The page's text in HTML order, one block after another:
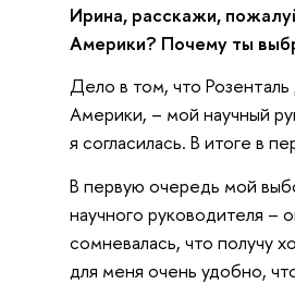
Ирина, расскажи,
Америки? Почему ты
Дело в том, что
Америки, – мой научный
я согласилась. В итоге в
В первую очередь мой
научного руководителя
сомневалась, что получу
для меня очень удобно,